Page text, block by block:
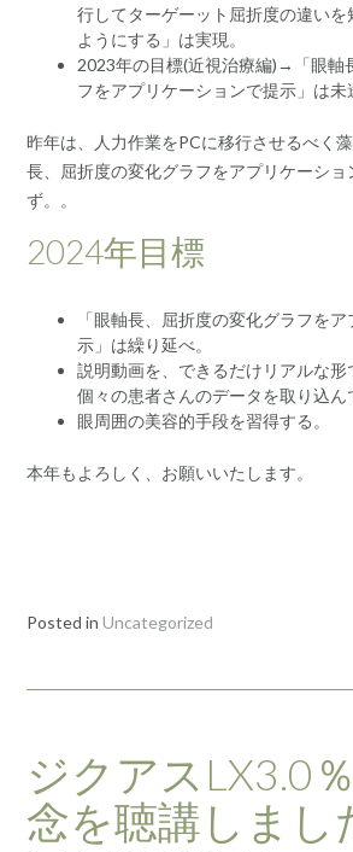
行してターゲーット屈折度の違いを
ようにする」は実現。
2023年の目標(近視治療編)→「眼軸
フをアプリケーションで提示」は未
昨年は、人力作業をPCに移行させるべく
長、屈折度の変化グラフをアプリケーショ
ず。。
2024年目標
「眼軸長、屈折度の変化グラフを
示」は繰り延べ。
説明動画を、できるだけリアルな
個々の患者さんのデータを取り込ん
眼周囲の美容的手段を習得する。
本年もよろしく、お願いいたします。
Posted in Uncategorized
ジクアスLX3.0
念を聴講しまし